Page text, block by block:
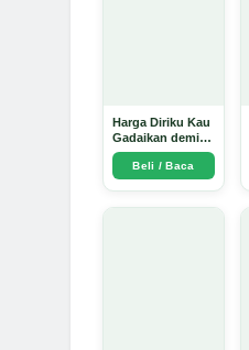
Harga Diriku Kau
Gadaikan demi
Perempuan Itu -
Arda Dinata
Beli / Baca